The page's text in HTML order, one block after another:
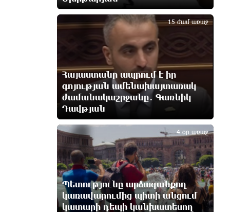
Երևանում և մարզերում
էլեկտրաէներգիայի
ընդհատումներ կլինեն
12 ժամ առաջ
Ստեփանավանում ռուս կին է
փորձել ինքնասպան լինել
ԵԱՏՄ֊ն չի ուզում, որ իր
միջոցներով զարգանա
Հայաստանի տնտեսությունը ու
հետո գնա ԵՄ. Արշակ Կարապետյան
13 ժամ առաջ
Հայաստանը ապրում է իր
գոյության ամենախայտառակ
ժամանակաշրջանը․ Գառնիկ
Դավթյան
15 ժամ առաջ
3
Պետությունը արձագանքող
կառավարումից պիտի անցում
կատարի դեպի կանխատեսող
4 օր առաջ
4